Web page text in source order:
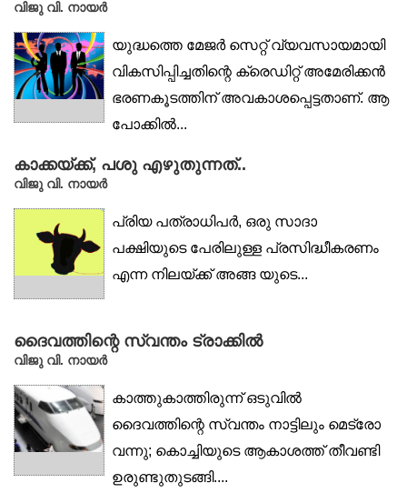
വിജു വി. നായര്‍
യുദ്ധത്തെ മേജർ സെറ്റ് വ്യവസായമായി
വികസിപ്പിച്ചതിന്റെ ക്രെഡിറ്റ് അമേരിക്കൻ
ഭരണകൂടത്തിന് അവകാശപ്പെട്ടതാണ്. ആ
പോക്കിൽ...
കാക്കയ്ക്ക്, പശു എഴുതുന്നത്..
വിജു വി. നായര്‍
പ്രിയ പത്രാധിപർ, ഒരു സാദാ
പക്ഷിയുടെ പേരിലുള്ള പ്രസിദ്ധീകരണം
എന്ന നിലയ്ക്ക് അങ്ങ യുടെ...
ദൈവത്തിന്റെ സ്വന്തം ട്രാക്കിൽ
വിജു വി. നായർ
കാത്തുകാത്തിരുന്ന് ഒടുവിൽ
ദൈവത്തിന്റെ സ്വന്തം നാട്ടിലും മെട്രോ
വന്നു; കൊച്ചിയുടെ ആകാശത്ത് തീവണ്ടി
ഉരുണ്ടുതുടങ്ങി....